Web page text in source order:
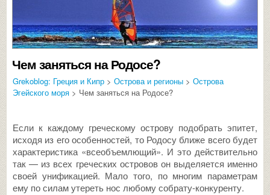
Чем заняться на Родосе?
Grekoblog: Греция и Кипр > Острова и регионы > Острова
Эгейского моря > Чем заняться на Родосе?
Если к каждому греческому острову подобрать эпитет,
исходя из его особенностей, то Родосу ближе всего будет
характеристика «всеобъемлющий». И это действительно
так — из всех греческих островов он выделяется именно
своей унификацией. Мало того, по многим параметрам
ему по силам утереть нос любому собрату-конкуренту.